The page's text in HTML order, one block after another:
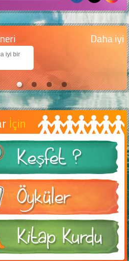
dünya için yapay zekâ
daha güzel bir dünya bırakabilmek için
İçin